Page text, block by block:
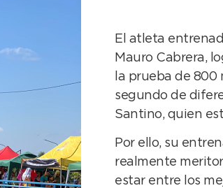
El atleta
Mauro Cabrera,
la prueba de 800
segundo de
Santino, quien
Por ello, su
realmente
estar entre los